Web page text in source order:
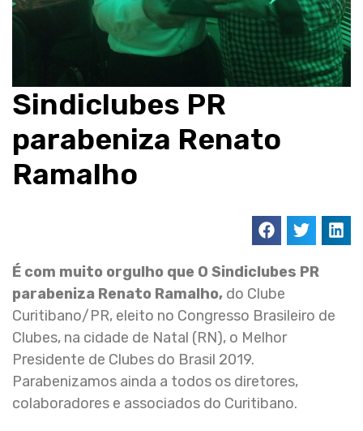
Sindiclubes PR
parabeniza Renato
Ramalho
É com muito orgulho que O Sindiclubes PR
parabeniza Renato Ramalho, do Clube
Curitibano/PR, eleito no Congresso Brasileiro de
Clubes, na cidade de Natal (RN), o Melhor
Presidente de Clubes do Brasil 2019.
Parabenizamos ainda a todos os diretores,
colaboradores e associados do Curitibano.